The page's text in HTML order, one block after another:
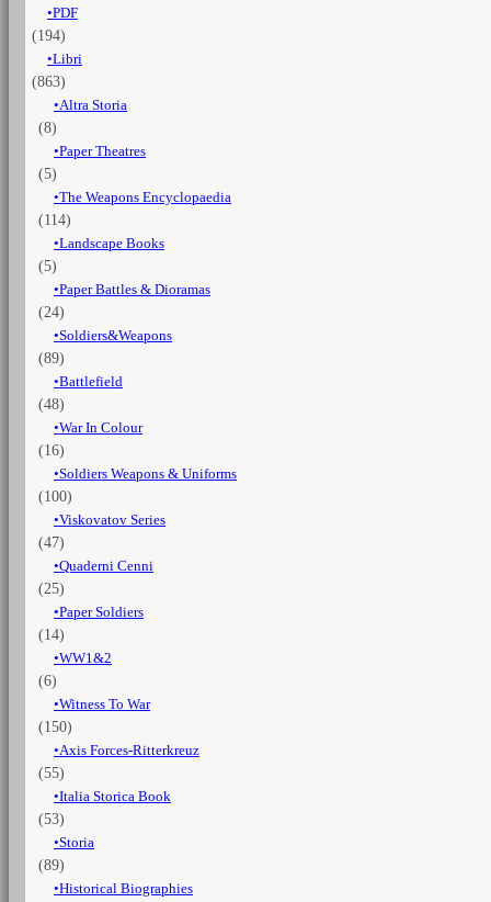
Volume
quantità
PDF
(194)
Libri
(863)
Altra Storia
(8)
Paper Theatres
(5)
The Weapons Encyclopaedia
(114)
Landscape Books
(5)
Paper Battles & Dioramas
(24)
Soldiers&Weapons
(89)
Battlefield
(48)
War In Colour
(16)
Soldiers Weapons & Uniforms
(100)
Viskovatov Series
(47)
Quaderni Cenni
(25)
Paper Soldiers
(14)
WW1&2
(6)
Witness To War
(150)
Axis Forces-Ritterkreuz
(55)
Italia Storica Book
(53)
Storia
(89)
Historical Biographies